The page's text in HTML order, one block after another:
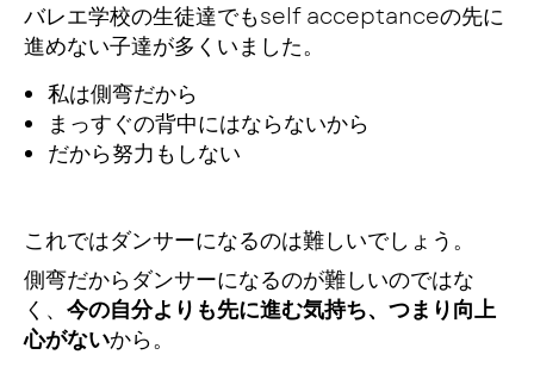
バレエ学校の生徒達でもself acceptanceの先に
進めない子達が多くいました。
私は側弯だから
まっすぐの背中にはならないから
だから努力もしない
これではダンサーになるのは難しいでしょう。
側弯だからダンサーになるのが難しいのではな
く、 今の自分よりも先に進む気持ち、つまり向上
心がないから。